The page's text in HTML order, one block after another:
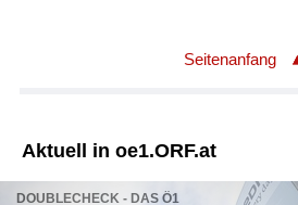
Seitenanfang
Aktuell in oe1.ORF.at
DOUBLECHECK - DAS Ö1